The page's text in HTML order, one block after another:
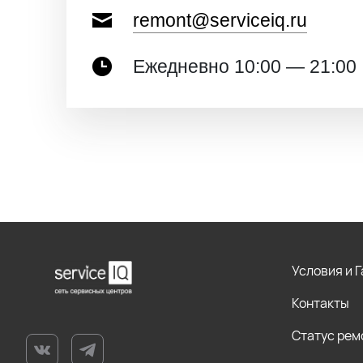
remont@serviceiq.ru
Ежедневно 10:00 — 21:00
Условия и
Контакты
Статус